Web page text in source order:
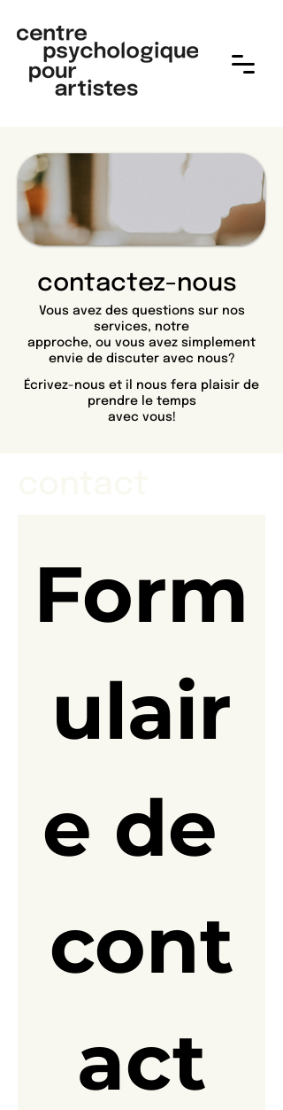
contactez-nous
Vous avez des questions sur nos
services, notre
approche, ou vous avez simplement
envie de discuter avec nous?
Écrivez-nous et il nous fera plaisir de
prendre le temps
avec vous!
Form
ulair
e de
cont
act